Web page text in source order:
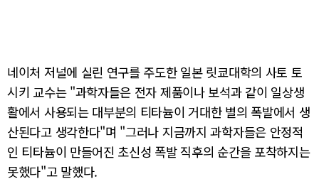
네이처 저널에 실린 연구를 주도한 일본 릿쿄대학의 사토 토
시키 교수는 "과학자들은 전자 제품이나 보석과 같이 일상생
활에서 사용되는 대부분의 티타늄이 거대한 별의 폭발에서 생
산된다고 생각한다"며 "그러나 지금까지 과학자들은 안정적
인 티타늄이 만들어진 초신성 폭발 직후의 순간을 포착하지는
못했다"고 말했다.